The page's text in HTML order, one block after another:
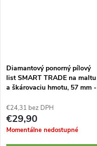
Diamantový ponorný pílový
list SMART TRADE na maltu
a škárovaciu hmotu, 57 mm -
€24,31 bez DPH
€29,90
Momentálne nedostupné